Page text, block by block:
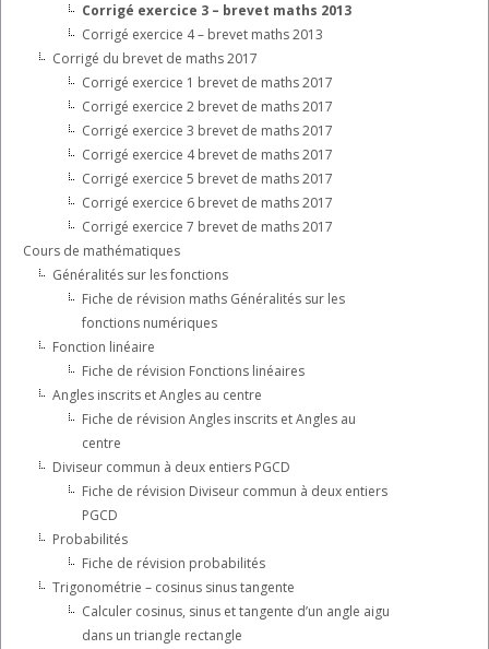
Corrigé exercice 3 – brevet maths 2013
Corrigé exercice 4 – brevet maths 2013
Corrigé du brevet de maths 2017
Corrigé exercice 1 brevet de maths 2017
Corrigé exercice 2 brevet de maths 2017
Corrigé exercice 3 brevet de maths 2017
Corrigé exercice 4 brevet de maths 2017
Corrigé exercice 5 brevet de maths 2017
Corrigé exercice 6 brevet de maths 2017
Corrigé exercice 7 brevet de maths 2017
Cours de mathématiques
Généralités sur les fonctions
Fiche de révision maths Généralités sur les
fonctions numériques
Fonction linéaire
Fiche de révision Fonctions linéaires
Angles inscrits et Angles au centre
Fiche de révision Angles inscrits et Angles au
centre
Diviseur commun à deux entiers PGCD
Fiche de révision Diviseur commun à deux entiers
PGCD
Probabilités
Fiche de révision probabilités
Trigonométrie – cosinus sinus tangente
Calculer cosinus, sinus et tangente d’un angle aigu
dans un triangle rectangle